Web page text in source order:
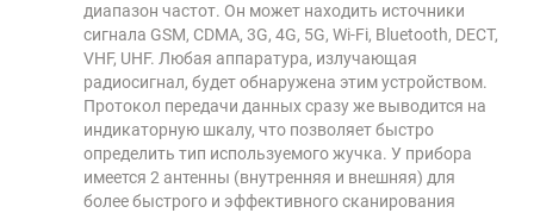
диапазон частот. Он может находить источники
сигнала GSM, CDMA, 3G, 4G, 5G, Wi-Fi, Bluetooth, DECT,
VHF, UHF. Любая аппаратура, излучающая
радиосигнал, будет обнаружена этим устройством.
Протокол передачи данных сразу же выводится на
индикаторную шкалу, что позволяет быстро
определить тип используемого жучка. У прибора
имеется 2 антенны (внутренняя и внешняя) для
более быстрого и эффективного сканирования